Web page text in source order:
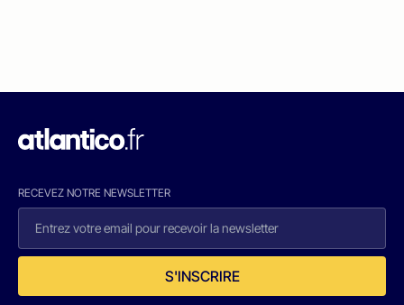
RECEVEZ NOTRE NEWSLETTER
S'INSCRIRE